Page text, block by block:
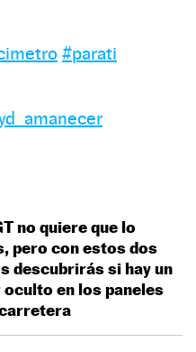
#parati
no quiere que lo
pero con estos dos
descubrirás si hay un
oculto en los paneles